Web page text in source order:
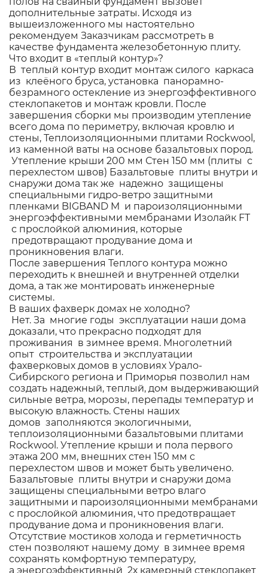
дополнительные затраты. Исходя из
вышеизложенного мы настоятельно
рекомендуем Заказчикам рассмотреть в
качестве фундамента железобетонную плиту.
Что входит в «теплый контур»?
В теплый контур входит монтаж силого каркаса
из клеёного бруса, установка панорамно-
безрамного остекление из энергоэффективного
стеклопакетов и монтаж кровли. После
завершения сборки мы производим утепление
всего дома по периметру, включая кровлю и
стены, Теплоизоляционными плитами Rockwool,
из каменной ваты на основе базальтовых пород.
Утепление крыши 200 мм Стен 150 мм (плиты с
перехлестом швов) Базальтовые плиты внутри и
снаружи дома так же надежно защищены
специальными гидро-ветро защитными
пленками BIGBAND M и пароизоляционными
энергоэффективными мембранами Изолайк FT
с прослойкой алюминия, которые
предотвращают продувание дома и
проникновения влаги.
После завершения Теплого контура можно
переходить к внешней и внутренней отделки
дома, а так же монтировать инженерные
системы.
В ваших фахверк домах не холодно?
Нет. За многие годы эксплуатации наши дома
доказали, что прекрасно подходят для
проживания в зимнее время. Многолетний
опыт строительства и эксплуатации
фахверковых домов в условиях Урало-
Сибирского региона и Приморья позволил нам
создать надежный, теплый, дом выдерживающий
сильные ветра, морозы, перепады температур и
высокую влажность. Стены наших
домов заполняются экологичными,
теплоизоляционными базальтовыми плитами
Rockwool. Утепление крыши и пола первого
этажа 200 мм, внешних стен 150 мм с
перехлестом швов и может быть увеличено.
Базальтовые плиты внутри и снаружи дома
защищены специальными ветро влаго
защитными и пароизоляционными мембранами
с прослойкой алюминия, что предотвращает
продувание дома и проникновения влаги.
Отсутствие мостиков холода и герметичность
стен позволяют нашему дому в зимнее время
сохранять комфортную температуру,
а энергоэффективный 2х камерный стеклопакет